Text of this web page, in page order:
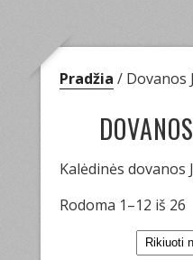
Pradžia / Dovanos
Kalėdinės dovanos
Rodoma 1–12 iš 26